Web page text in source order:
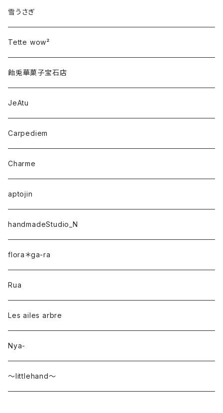
雪うさぎ
Tette wow²
飴兎華菓子宝石店
JeAtu
Carpediem
Charme
aptojin
handmadeStudio_N
flora＊ga-ra
Rua
Les ailes arbre
Nya-
〜littlehand〜